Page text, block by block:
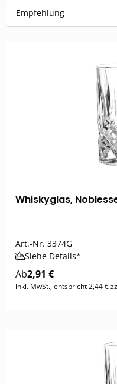
Whiskyglas,
Art.-Nr. 3374G
Siehe Details*
Ab2,91 €
inkl. MwSt., entspricht 2,44 €